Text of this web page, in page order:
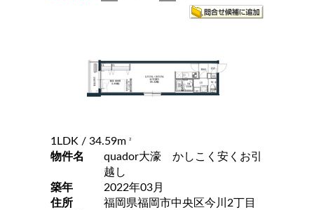
1LDK / 34.59m 2
物件名
quador大濠 かしこく安くお引
越し
築年
2022年03月
住所
福岡県福岡市中央区今川2丁目